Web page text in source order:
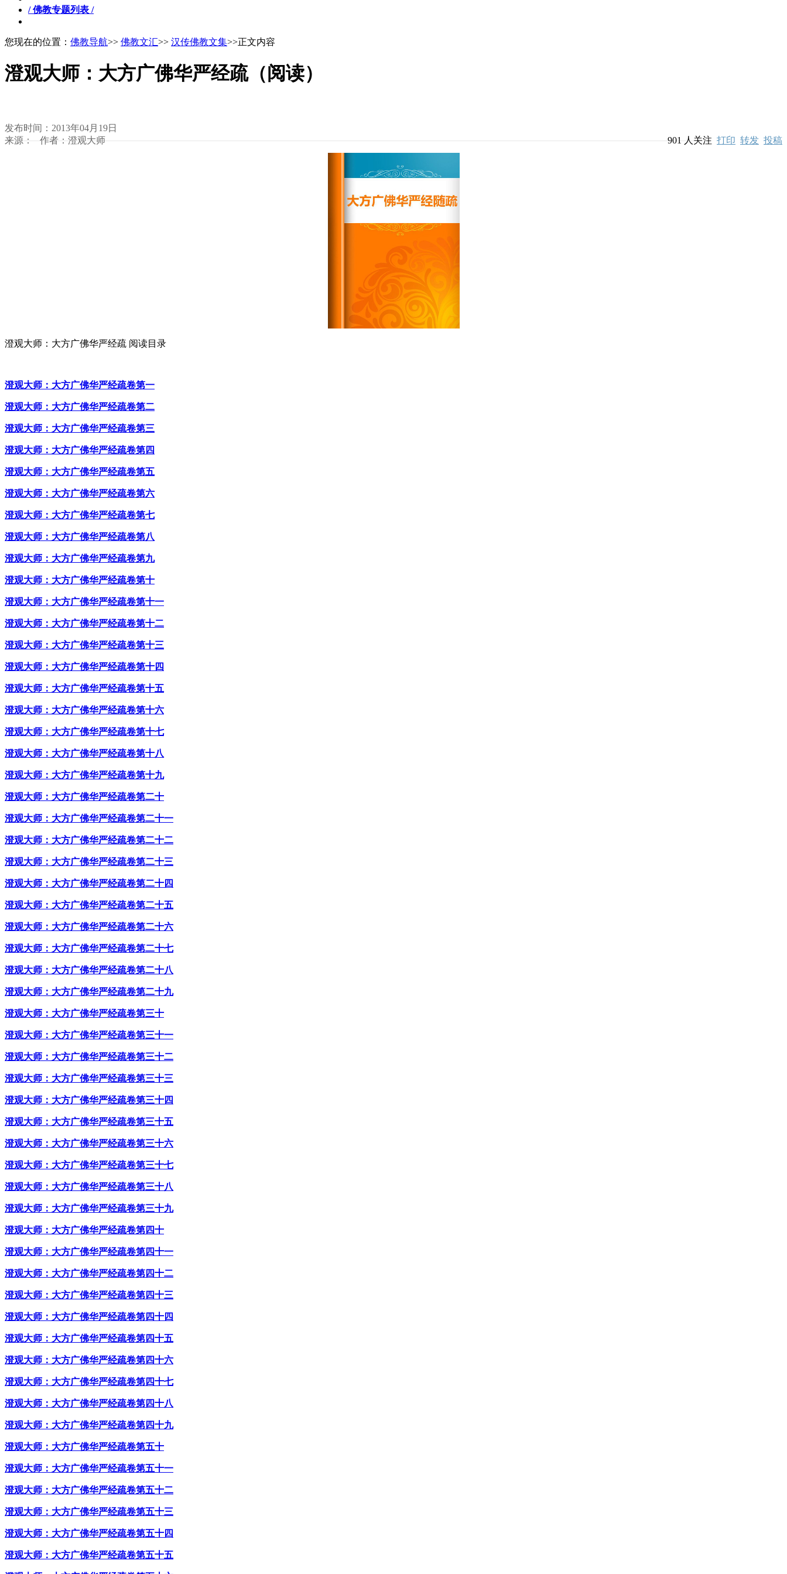
/ 佛教专题列表 /
您现在的位置： 佛教导航>> 佛教文汇>> 汉传佛教文集>>正文内容
澄观大师：大方广佛华严经疏（阅读）
发布时间：2013年04月19日
来源： 作者：澄观大师
901人关注 打印 转发 投稿
澄观大师：大方广佛华严经疏 阅读目录
澄观大师：大方广佛华严经疏卷第一
澄观大师：大方广佛华严经疏卷第二
澄观大师：大方广佛华严经疏卷第三
澄观大师：大方广佛华严经疏卷第四
澄观大师：大方广佛华严经疏卷第五
澄观大师：大方广佛华严经疏卷第六
澄观大师：大方广佛华严经疏卷第七
澄观大师：大方广佛华严经疏卷第八
澄观大师：大方广佛华严经疏卷第九
澄观大师：大方广佛华严经疏卷第十
澄观大师：大方广佛华严经疏卷第十一
澄观大师：大方广佛华严经疏卷第十二
澄观大师：大方广佛华严经疏卷第十三
澄观大师：大方广佛华严经疏卷第十四
澄观大师：大方广佛华严经疏卷第十五
澄观大师：大方广佛华严经疏卷第十六
澄观大师：大方广佛华严经疏卷第十七
澄观大师：大方广佛华严经疏卷第十八
澄观大师：大方广佛华严经疏卷第十九
澄观大师：大方广佛华严经疏卷第二十
澄观大师：大方广佛华严经疏卷第二十一
澄观大师：大方广佛华严经疏卷第二十二
澄观大师：大方广佛华严经疏卷第二十三
澄观大师：大方广佛华严经疏卷第二十四
澄观大师：大方广佛华严经疏卷第二十五
澄观大师：大方广佛华严经疏卷第二十六
澄观大师：大方广佛华严经疏卷第二十七
澄观大师：大方广佛华严经疏卷第二十八
澄观大师：大方广佛华严经疏卷第二十九
澄观大师：大方广佛华严经疏卷第三十
澄观大师：大方广佛华严经疏卷第三十一
澄观大师：大方广佛华严经疏卷第三十二
澄观大师：大方广佛华严经疏卷第三十三
澄观大师：大方广佛华严经疏卷第三十四
澄观大师：大方广佛华严经疏卷第三十五
澄观大师：大方广佛华严经疏卷第三十六
澄观大师：大方广佛华严经疏卷第三十七
澄观大师：大方广佛华严经疏卷第三十八
澄观大师：大方广佛华严经疏卷第三十九
澄观大师：大方广佛华严经疏卷第四十
澄观大师：大方广佛华严经疏卷第四十一
澄观大师：大方广佛华严经疏卷第四十二
澄观大师：大方广佛华严经疏卷第四十三
澄观大师：大方广佛华严经疏卷第四十四
澄观大师：大方广佛华严经疏卷第四十五
澄观大师：大方广佛华严经疏卷第四十六
澄观大师：大方广佛华严经疏卷第四十七
澄观大师：大方广佛华严经疏卷第四十八
澄观大师：大方广佛华严经疏卷第四十九
澄观大师：大方广佛华严经疏卷第五十
澄观大师：大方广佛华严经疏卷第五十一
澄观大师：大方广佛华严经疏卷第五十二
澄观大师：大方广佛华严经疏卷第五十三
澄观大师：大方广佛华严经疏卷第五十四
澄观大师：大方广佛华严经疏卷第五十五